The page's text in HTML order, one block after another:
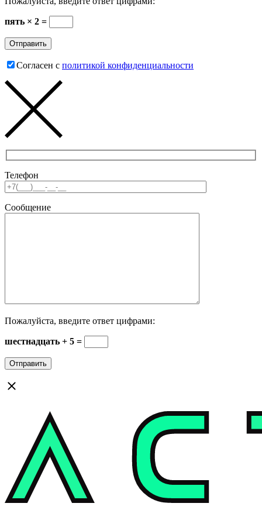
пять × 2 =
Согласен с политикой конфиденциальности
Телефон
Сообщение
Пожалуйста, введите ответ цифрами:
шестнадцать + 5 =